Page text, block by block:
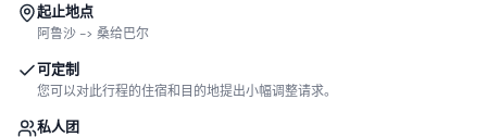
起止地点
阿鲁沙 -> 桑给巴尔
可定制
您可以对此行程的住宿和目的地提出小幅调整请求。
私人团